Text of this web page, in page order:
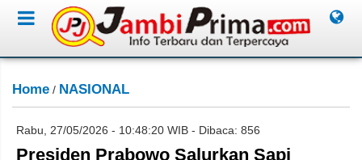
Home / NASIONAL
Rabu, 27/05/2026 - 10:48:20 WIB - Dibaca: 856
Presiden Prabowo Salurkan Sapi